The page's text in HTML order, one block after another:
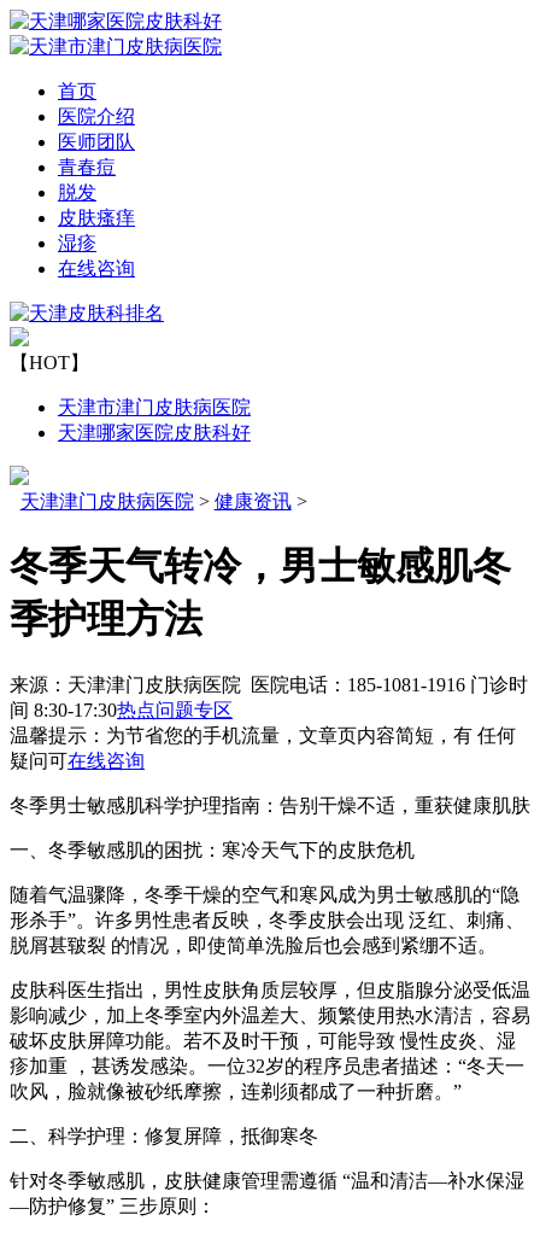
首页
医院介绍
医师团队
青春痘
脱发
皮肤瘙痒
湿疹
在线咨询
【HOT】
天津市津门皮肤病医院
天津哪家医院皮肤科好
天津津门皮肤病医院 > 健康资讯>
冬季天气转冷，男士敏感肌冬
季护理方法
来源：天津津门皮肤病医院 医院电话：185-1081-1916 门诊时
间 8:30-17:30热点问题专区
温馨提示： 为节省您的手机流量，文章页内容简短，有 任何
疑问可在线咨询
冬季男士敏感肌科学护理指南：告别干燥不适，重获健康肌肤
一、冬季敏感肌的困扰：寒冷天气下的皮肤危机
随着气温骤降，冬季干燥的空气和寒风成为男士敏感肌的“隐
形杀手”。许多男性患者反映，冬季皮肤会出现 泛红、刺痛、
脱屑甚皲裂 的情况，即使简单洗脸后也会感到紧绷不适。
皮肤科医生指出，男性皮肤角质层较厚，但皮脂腺分泌受低温
影响减少，加上冬季室内外温差大、频繁使用热水清洁，容易
破坏皮肤屏障功能。若不及时干预，可能导致 慢性皮炎、湿
疹加重 ，甚诱发感染。一位32岁的程序员患者描述：“冬天一
吹风，脸就像被砂纸摩擦，连剃须都成了一种折磨。”
二、科学护理：修复屏障，抵御寒冬
针对冬季敏感肌，皮肤健康管理需遵循 “温和清洁—补水保湿
—防护修复” 三步原则：